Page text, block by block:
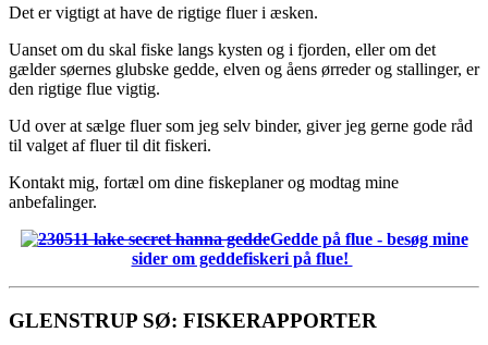
Det er vigtigt at have de rigtige fluer i æsken.
Uanset om du skal fiske langs kysten og i fjorden, eller om det
gælder søernes glubske gedde, elven og åens ørreder og stallinger, er
den rigtige flue vigtig.
Ud over at sælge fluer som jeg selv binder, giver jeg gerne gode råd
til valget af fluer til dit fiskeri.
Kontakt mig, fortæl om dine fiskeplaner og modtag mine
anbefalinger.
Gedde på flue - besøg mine
sider om geddefiskeri på flue!
GLENSTRUP SØ: FISKERAPPORTER